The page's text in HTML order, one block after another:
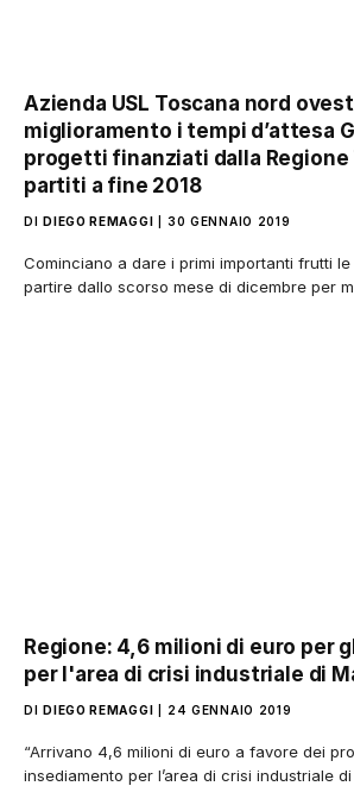
Azienda USL Toscana nord
miglioramento i tempi d’attesa
progetti finanziati dalla Regione
partiti a fine 2018
DI DIEGO REMAGGI 30 GENNAIO 2019
Cominciano a dare i primi importanti frutti
partire dallo scorso mese di dicembre per
Regione: 4,6 milioni di euro per
per l'area di crisi industriale di
DI DIEGO REMAGGI 24 GENNAIO 2019
“Arrivano 4,6 milioni di euro a favore dei
insediamento per l’area di crisi industriale